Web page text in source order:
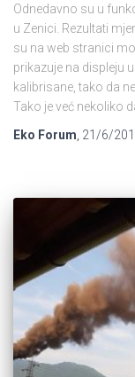
Odnedavno su u
u Zenici. Rezultati
su na web stranici
prikazuje na displeju
kalibrisane, tako da
Tako je već nekoliko
Eko Forum 21/6/